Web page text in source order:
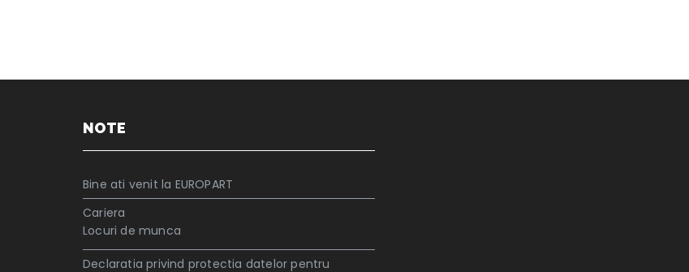
NOTE
Bine ati venit la EUROPART
Cariera
Locuri de munca
Declaratia privind protectia datelor pentru